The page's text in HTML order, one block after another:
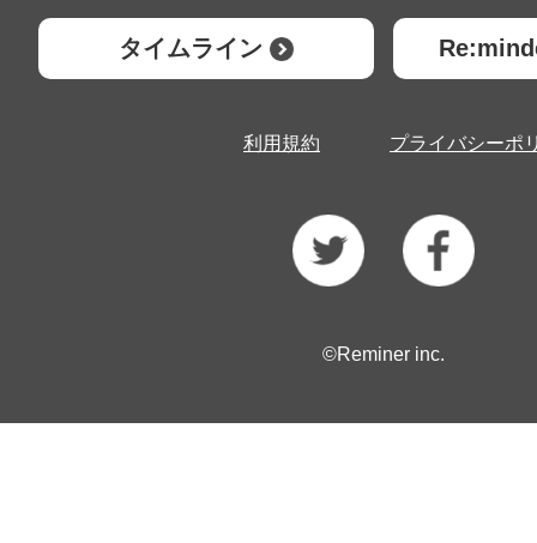
タイムライン
利用規約 プライバシーポ
©Reminer inc.